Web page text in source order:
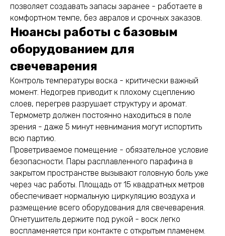
позволяет создавать запасы заранее - работаете в
комфортном темпе, без авралов и срочных заказов.
Нюансы работы с базовым
оборудованием для
свечеварения
Контроль температуры воска - критически важный
момент. Недогрев приводит к плохому сцеплению
слоев, перегрев разрушает структуру и аромат.
Термометр должен постоянно находиться в поле
зрения - даже 5 минут невнимания могут испортить
всю партию.
Проветриваемое помещение - обязательное условие
безопасности. Пары расплавленного парафина в
закрытом пространстве вызывают головную боль уже
через час работы. Площадь от 15 квадратных метров
обеспечивает нормальную циркуляцию воздуха и
размещение всего оборудования для свечеварения.
Огнетушитель держите под рукой - воск легко
воспламеняется при контакте с открытым пламенем.